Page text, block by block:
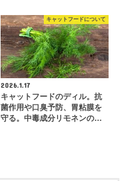
キャットフードについて
2026.1.17
キャットフードのディル。抗
菌作用や口臭予防、胃粘膜を
守る。中毒成分リモネンの…